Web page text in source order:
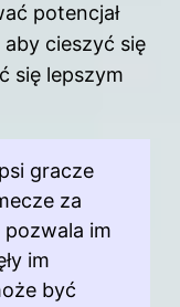
potencjał
cieszyć się
się lepszym
gracze
za
im
im
być